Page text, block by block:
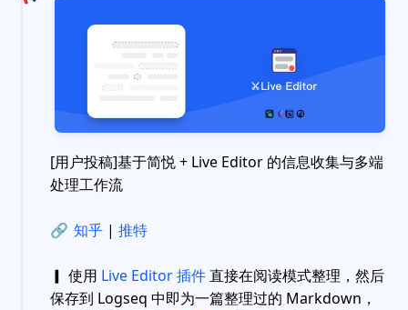
[用户投稿]基于简悦 + Live Editor 的信息收集与多端
处理工作流
🔗 知乎 | 推特
▎ 使用 Live Editor 插件直接在阅读模式整理，然后
保存到 Logseq 中即为一篇整理过的 Markdown，